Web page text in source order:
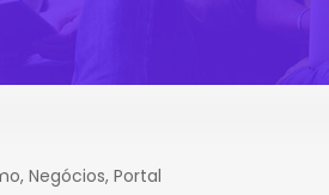
, Negócios, Portal